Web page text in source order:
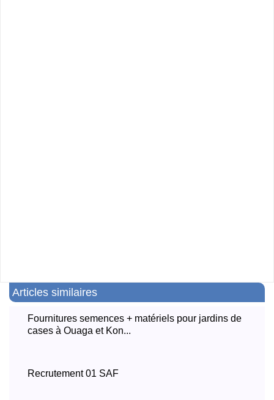
Articles similaires
Fournitures semences + matériels pour jardins de
cases à Ouaga et Kon...
Recrutement 01 SAF